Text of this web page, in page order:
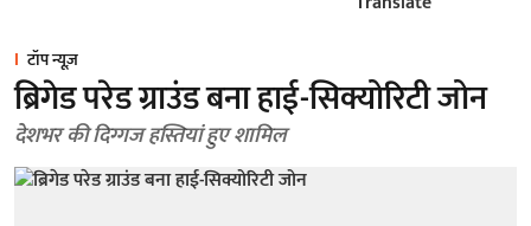
टॉप न्यूज़
ब्रिगेड परेड ग्राउंड बना हाई-सिक्योरिटी जोन
देशभर की दिग्गज हस्तियां हुए शामिल